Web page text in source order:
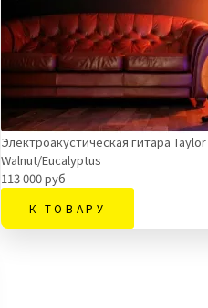
Электроакустическая гитара
Walnut/Eucalyptus
113 000 руб
К ТОВАРУ